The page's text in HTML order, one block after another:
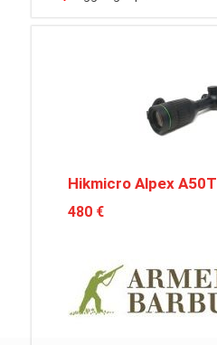
Hikmicro Alpex A50T
480 €